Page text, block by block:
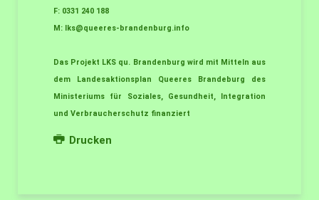
F: 0331 240 188
M:
lks@queeres-brandenburg.info
Das Projekt LKS qu. Brandenburg wird mit Mitteln aus
dem Landesaktionsplan Queeres Brandeburg des
Ministeriums für Soziales, Gesundheit, Integration
und Verbraucherschutz finanziert
Drucken